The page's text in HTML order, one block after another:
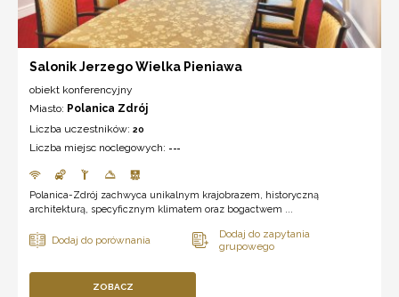
Salonik Jerzego Wielka Pieniawa
obiekt konferencyjny
Miasto: Polanica Zdrój
Liczba uczestników: 20
Liczba miejsc noclegowych: ---
Polanica-Zdrój zachwyca unikalnym krajobrazem, historyczną
architekturą, specyficznym klimatem oraz bogactwem ...
ZOBACZ